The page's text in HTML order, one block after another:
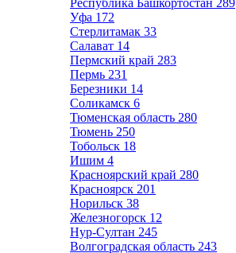
Республика Башкортостан 289
Уфа 172
Стерлитамак 33
Салават 14
Пермский край 283
Пермь 231
Березники 14
Соликамск 6
Тюменская область 280
Тюмень 250
Тобольск 18
Ишим 4
Красноярский край 280
Красноярск 201
Норильск 38
Железногорск 12
Нур-Султан 245
Волгоградская область 243